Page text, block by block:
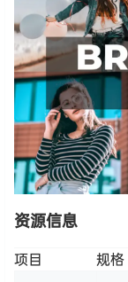
资源信息
项目 规格